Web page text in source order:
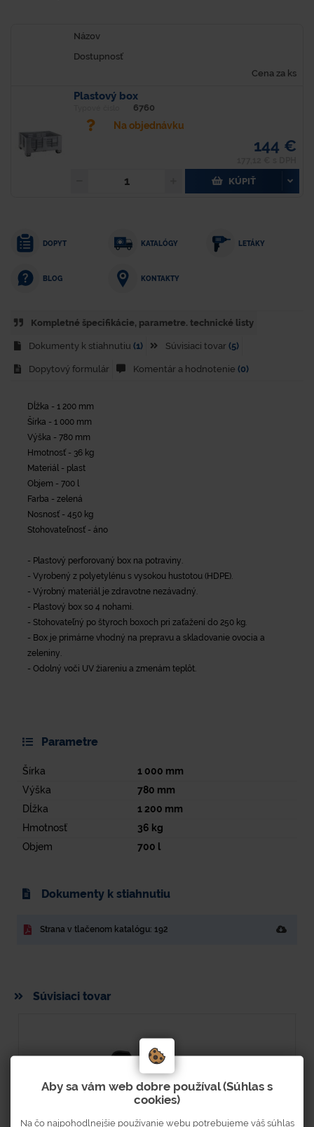
Názov
Dostupnosť
Cena za ks
Plastový box
6760
Na objednávku
144 €
KÚPIŤ
DOPYT KATALÓGY LETÁKY
BLOG KONTAKTY
Kompletné špecifikácie, parametre. technické listy
Dokumenty k stiahnutiu (1) Súvisiaci tovar (5)
Dopytový formulár Komentár a hodnotenie (0)
Dĺžka - 1 200 mm
Šírka - 1 000 mm
Výška - 780 mm
Hmotnosť - 36 kg
Materiál - plast
Objem - 700 l
Farba - zelená
Nosnosť - 450 kg
Stohovateľnosť - áno
- Plastový perforovaný box na potraviny.
- Vyrobený z polyetylénu s vysokou hustotou (HDPE).
- Výrobný materiál je zdravotne nezávadný.
- Plastový box so 4 nohami.
- Stohovateľný po štyroch boxoch pri zaťažení do 250 kg.
- Box je primárne vhodný na prepravu a skladovanie ovocia a
zeleniny.
- Odolný voči UV žiareniu a zmenám teplôt.
Parametre
Šírka 1 000 mm
Výška
780 mm
Dĺžka
1 200 mm
Hmotnosť
36 kg
Objem
700 l
Dokumenty k stiahnutiu
Strana v tlačenom katalógu: 192
Súvisiaci tovar
Aby sa vám web dobre používal (Súhlas s
cookies)
Na čo najpohodlnejšie používanie webu potrebujeme váš súhlas